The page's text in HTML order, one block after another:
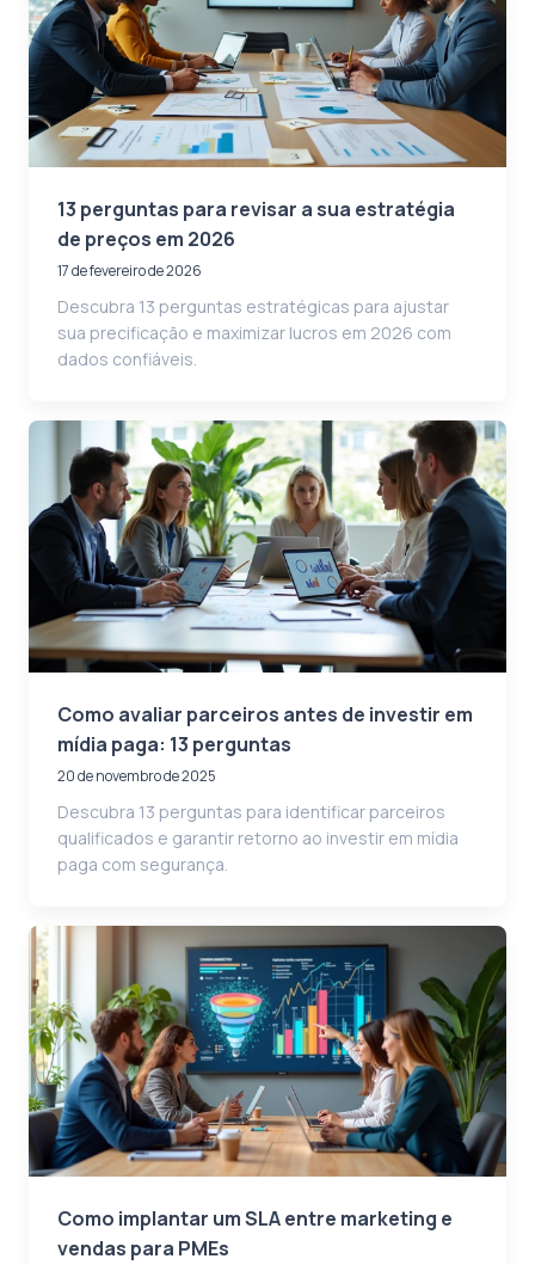
13 perguntas para revisar a sua estratégia
de preços em 2026
17 de fevereiro de 2026
Descubra 13 perguntas estratégicas para ajustar
sua precificação e maximizar lucros em 2026 com
dados confiáveis.
Como avaliar parceiros antes de investir em
mídia paga: 13 perguntas
20 de novembro de 2025
Descubra 13 perguntas para identificar parceiros
qualificados e garantir retorno ao investir em mídia
paga com segurança.
Como implantar um SLA entre marketing e
vendas para PMEs